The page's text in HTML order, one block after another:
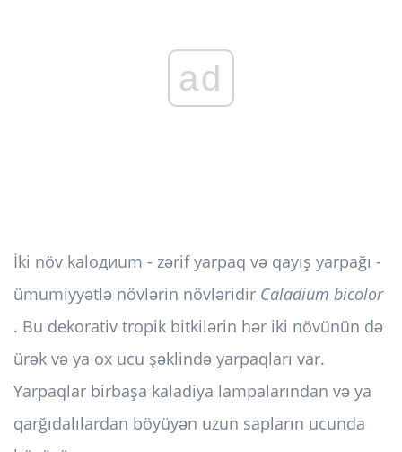
ad
İki növ kalодиum - zərif yarpaq və qayış yarpağı -
ümumiyyətlə növlərin növləridir Caladium bicolor
. Bu dekorativ tropik bitkilərin hər iki növünün də
ürək və ya ox ucu şəklində yarpaqları var.
Yarpaqlar birbaşa kaladiya lampalarından və ya
qarğıdalılardan böyüyən uzun sapların ucunda